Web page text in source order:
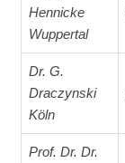
Hennicke
Wuppertal
Dr. G.
Draczynski
Köln
Prof. Dr. Dr.